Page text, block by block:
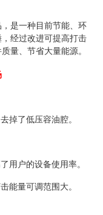
是一种目前节能、环
经过改进可提高打击
量、节省大量能源。
掉了低压容油腔。
用户的设备使用率。
能量可调范围大。